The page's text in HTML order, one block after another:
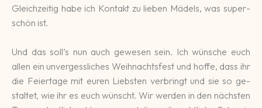
Gleich­zei­tig habe ich Kon­takt zu lie­ben Mädels, was super­
schön ist.
Und das soll’s nun auch ge­we­sen sein. Ich wünsche euch
allen ein un­ver­gess­liches Weih­nachts­fest und hoffe, dass ihr
die Fei­er­tage mit euren Liebsten ver­bringt und sie so ge­
stal­tet, wie ihr es euch wünscht. Wir wer­den in den nächsten